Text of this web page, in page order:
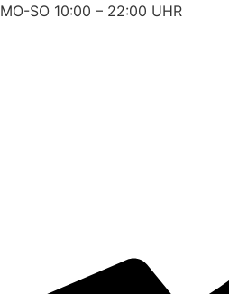
Zum
MO-SO 10:00 – 22:00 UHR